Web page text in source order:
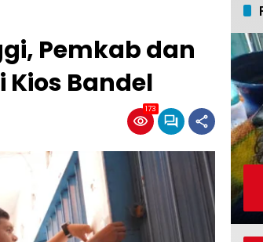
Pemkab dan
Kios Bandel
173